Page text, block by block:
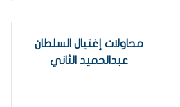
محاولات إغتيال السلطان
عبدالحميد الثاني